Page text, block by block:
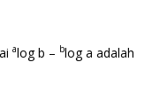
alog b – blog a adalah